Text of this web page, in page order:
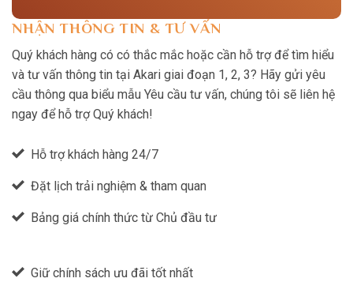
NHẬN THÔNG TIN & TƯ VẤN
Quý khách hàng có có thắc mắc hoặc cần hỗ trợ để tìm hiểu
và tư vấn thông tin tại Akari giai đoạn 1, 2, 3? Hãy gửi yêu
cầu thông qua biểu mẫu Yêu cầu tư vấn, chúng tôi sẽ liên hệ
ngay để hỗ trợ Quý khách!
Hỗ trợ khách hàng 24/7
Đặt lịch trải nghiệm & tham quan
Bảng giá chính thức từ Chủ đầu tư
Giữ chính sách ưu đãi tốt nhất